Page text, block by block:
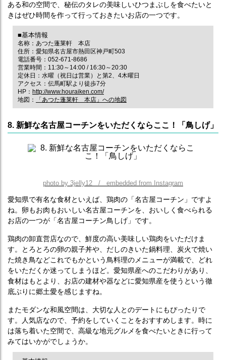
ある和の空間で、秘伝のタレの美味しいひつまぶしを食べたいと
きはぜひ時間を作って行っておきたいお店の一つです。
■基本情報
名称：あつた蓬莱軒 本店
住所：愛知県名古屋市熱田区神戸町503
電話番号：052-671-8686
営業時間：11:30～14:00 / 16:30～20:30
定休日：水曜（祝日は営業）と第2、4木曜日
アクセス：伝馬町駅より徒歩7分
HP： http://www.houraiken.com/
地図：
「あつた蓬莱軒 本店」への地図
8. 新鮮な名古屋コーチンをいただくならここ！「鳥しげ」
photo by 3jelly12 / embedded from Instagram
愛知県で有名な食材といえば、鶏肉の「名古屋コーチン」ですよ
ね。卵もお肉もおいしい名古屋コーチンを、おいしく食べられる
お店の一つが「名古屋コーチン鳥しげ」です。
鶏肉の卸直営店なので、鮮度の高い美味しい鶏肉をいただけま
す。とろとろの卵の親子丼や、だしのきいた鍋料理、炭火で焼い
た焼き鳥などこれでもかという鳥料理のメニューが満載で、どれ
をいただくか迷ってしまうほど。愛知県産へのこだわりがあり、
食材はもとより、お店の建材や器などに愛知県産を使うという徹
底ぶりに郷土愛を感じますね。
またモダンな和風空間は、大切な人とのデートにもぴったりで
す。人気店なので、予約をしていくことをおすすめします。時に
は落ち着いた空間で、高級な地元グルメを食べたいときに行って
みてはいかがでしょうか。